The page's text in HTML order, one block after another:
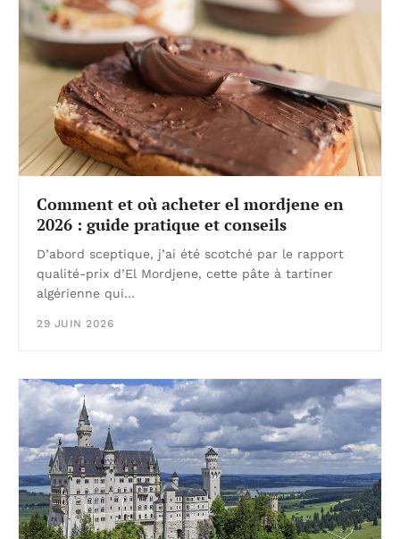
Comment et où acheter el mordjene en
2026 : guide pratique et conseils
D’abord sceptique, j’ai été scotché par le rapport
qualité-prix d’El Mordjene, cette pâte à tartiner
algérienne qui…
29 JUIN 2026